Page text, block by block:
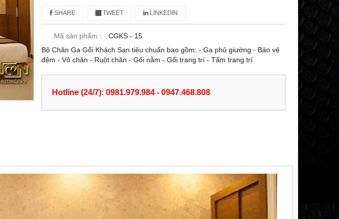
SHARE TWEET LINKEDIN
Mã sản phẩm :
CGKS - 15
Bộ Chăn Ga Gối Khách Sạn tiêu chuẩn bao gồm: - Ga phủ giường - Bảo vệ
đệm - Vỏ chăn - Ruột chăn - Gối nằm - Gối trang trí - Tấm trang trí
Hotline (24/7): 0981.979.984 - 0947.468.808